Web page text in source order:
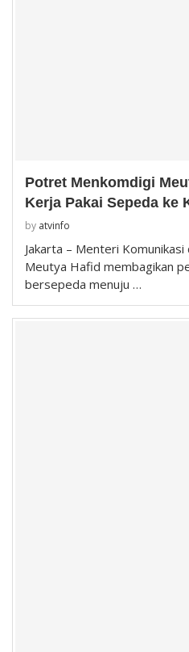
Potret Menkomdigi
Kerja Pakai Sepeda ke
by atvinfo
Jakarta – Menteri
Meutya Hafid membagikan
bersepeda menuju …